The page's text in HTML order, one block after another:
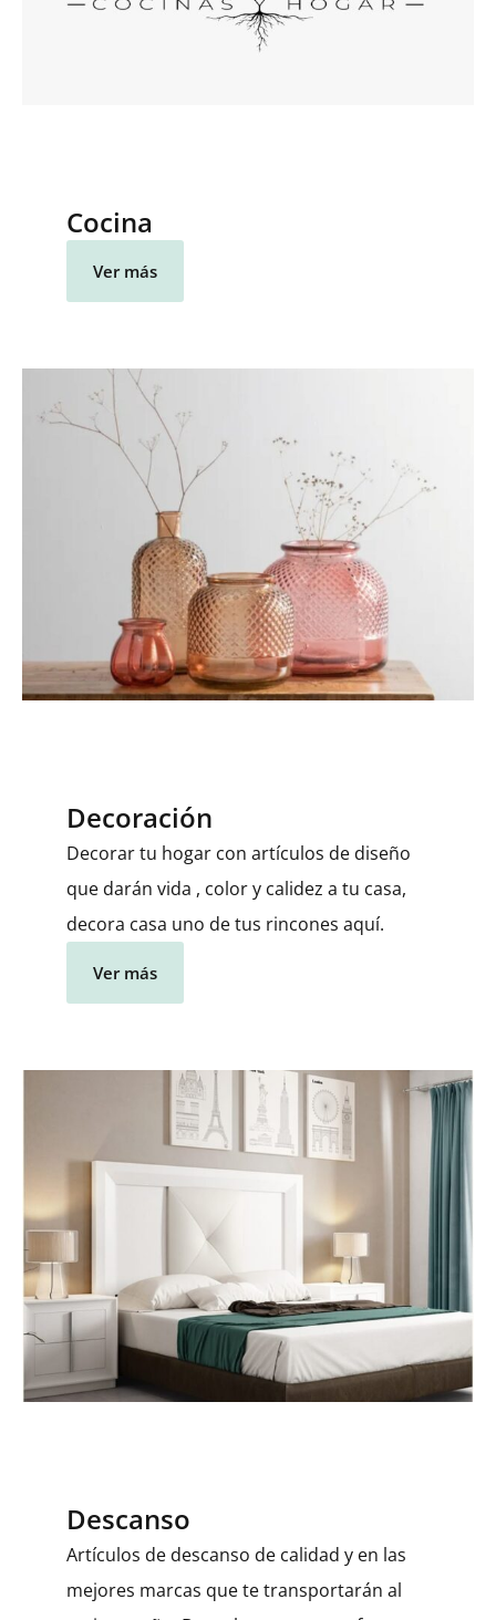
Cocina
Ver más
Decoración
Decorar tu hogar con artículos de diseño
que darán vida , color y calidez a tu casa,
decora casa uno de tus rincones aquí.
Ver más
Descanso
Artículos de descanso de calidad y en las
mejores marcas que te transportarán al